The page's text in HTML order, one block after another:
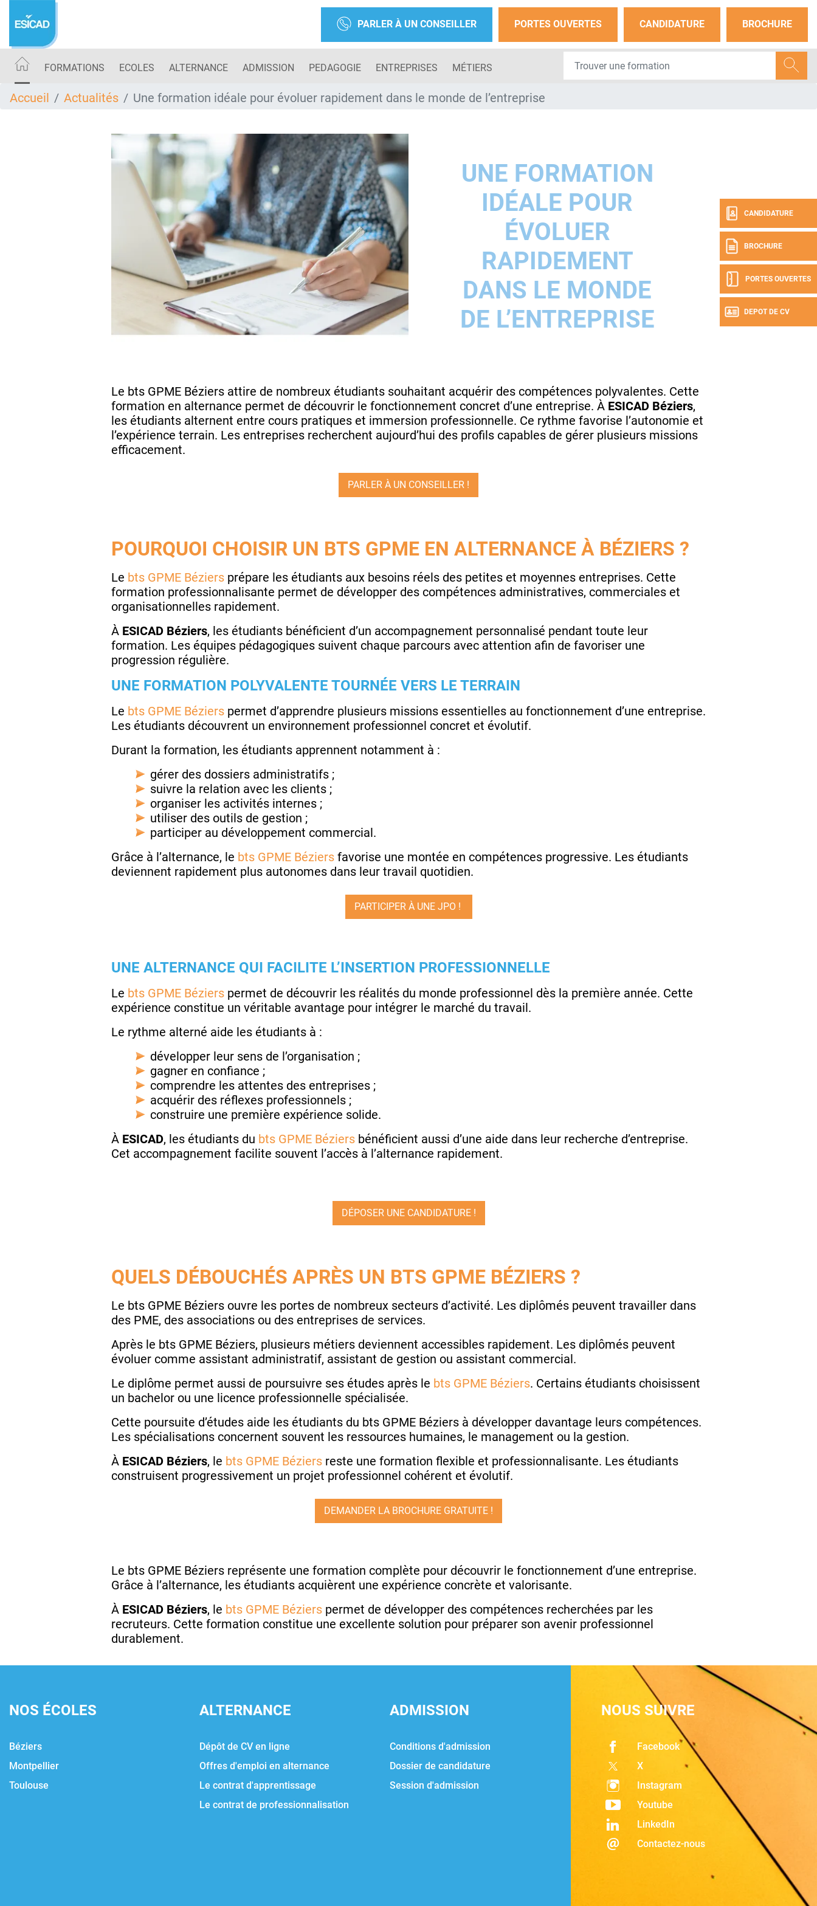
contenu
PARLER À UN CONSEILLER PORTES OUVERTES CANDIDATURE BROCHURE
FORMATIONS ECOLES ALTERNANCE ADMISSION PEDAGOGIE ENTREPRISES MÉTIERS
CANDIDATURE
BROCHURE
PORTES OUVERTES
DEPOT DE CV
Accueil Actualités Une formation idéale pour évoluer rapidement dans le monde de l’entreprise
UNE FORMATION
IDÉALE POUR
ÉVOLUER
RAPIDEMENT
DANS LE MONDE
DE L’ENTREPRISE
Le bts GPME Béziers attire de nombreux étudiants souhaitant acquérir des compétences polyvalentes. Cette
formation en alternance permet de découvrir le fonctionnement concret d’une entreprise. À ESICAD Béziers,
les étudiants alternent entre cours pratiques et immersion professionnelle. Ce rythme favorise l’autonomie et
l’expérience terrain. Les entreprises recherchent aujourd’hui des profils capables de gérer plusieurs missions
efficacement.
PARLER À UN CONSEILLER !
POURQUOI CHOISIR UN BTS GPME EN ALTERNANCE À BÉZIERS ?
Le bts GPME Béziers prépare les étudiants aux besoins réels des petites et moyennes entreprises. Cette
formation professionnalisante permet de développer des compétences administratives, commerciales et
organisationnelles rapidement.
À ESICAD Béziers, les étudiants bénéficient d’un accompagnement personnalisé pendant toute leur
formation. Les équipes pédagogiques suivent chaque parcours avec attention afin de favoriser une
progression régulière.
UNE FORMATION POLYVALENTE TOURNÉE VERS LE TERRAIN
Le bts GPME Béziers permet d’apprendre plusieurs missions essentielles au fonctionnement d’une entreprise.
Les étudiants découvrent un environnement professionnel concret et évolutif.
Durant la formation, les étudiants apprennent notamment à :
gérer des dossiers administratifs ;
suivre la relation avec les clients ;
organiser les activités internes ;
utiliser des outils de gestion ;
participer au développement commercial.
Grâce à l’alternance, le bts GPME Béziers favorise une montée en compétences progressive. Les étudiants
deviennent rapidement plus autonomes dans leur travail quotidien.
PARTICIPER À UNE JPO !
UNE ALTERNANCE QUI FACILITE L’INSERTION PROFESSIONNELLE
Le bts GPME Béziers permet de découvrir les réalités du monde professionnel dès la première année. Cette
expérience constitue un véritable avantage pour intégrer le marché du travail.
Le rythme alterné aide les étudiants à :
développer leur sens de l’organisation ;
gagner en confiance ;
comprendre les attentes des entreprises ;
acquérir des réflexes professionnels ;
construire une première expérience solide.
À ESICAD, les étudiants du bts GPME Béziers bénéficient aussi d’une aide dans leur recherche d’entreprise.
Cet accompagnement facilite souvent l’accès à l’alternance rapidement.
DÉPOSER UNE CANDIDATURE !
QUELS DÉBOUCHÉS APRÈS UN BTS GPME BÉZIERS ?
Le bts GPME Béziers ouvre les portes de nombreux secteurs d’activité. Les diplômés peuvent travailler dans
des PME, des associations ou des entreprises de services.
Après le bts GPME Béziers, plusieurs métiers deviennent accessibles rapidement. Les diplômés peuvent
évoluer comme assistant administratif, assistant de gestion ou assistant commercial.
Le diplôme permet aussi de poursuivre ses études après le bts GPME Béziers. Certains étudiants choisissent
un bachelor ou une licence professionnelle spécialisée.
Cette poursuite d’études aide les étudiants du bts GPME Béziers à développer davantage leurs compétences.
Les spécialisations concernent souvent les ressources humaines, le management ou la gestion.
À ESICAD Béziers, le bts GPME Béziers reste une formation flexible et professionnalisante. Les étudiants
construisent progressivement un projet professionnel cohérent et évolutif.
DEMANDER LA BROCHURE GRATUITE !
Le bts GPME Béziers représente une formation complète pour découvrir le fonctionnement d’une entreprise.
Grâce à l’alternance, les étudiants acquièrent une expérience concrète et valorisante.
À ESICAD Béziers, le bts GPME Béziers permet de développer des compétences recherchées par les
recruteurs. Cette formation constitue une excellente solution pour préparer son avenir professionnel
durablement.
NOS ÉCOLES
Béziers
Montpellier
Toulouse
ALTERNANCE
Dépôt de CV en ligne
Offres d'emploi en alternance
Le contrat d'apprentissage
Le contrat de professionnalisation
ADMISSION
Conditions d'admission
Dossier de candidature
Session d'admission
NOUS SUIVRE
Facebook
X
Instagram
Youtube
LinkedIn
Contactez-nous